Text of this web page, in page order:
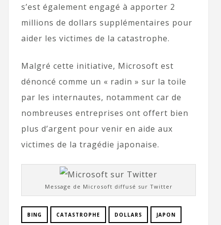
s’est également engagé à apporter 2
millions de dollars supplémentaires pour
aider les victimes de la catastrophe.
Malgré cette initiative, Microsoft est
dénoncé comme un « radin » sur la toile
par les internautes, notamment car de
nombreuses entreprises ont offert bien
plus d’argent pour venir en aide aux
victimes de la tragédie japonaise.
Message de Microsoft diffusé sur Twitter
BING CATASTROPHE DOLLARS JAPON